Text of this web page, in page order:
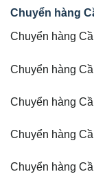
Chuyển hàng
Chuyển hàng
Chuyển hàng
Chuyển hàng
Chuyển hàng
Chuyển hàng